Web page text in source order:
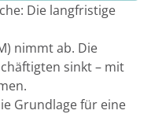
Die langfristige
nimmt ab. Die
sinkt – mit
Grundlage für eine